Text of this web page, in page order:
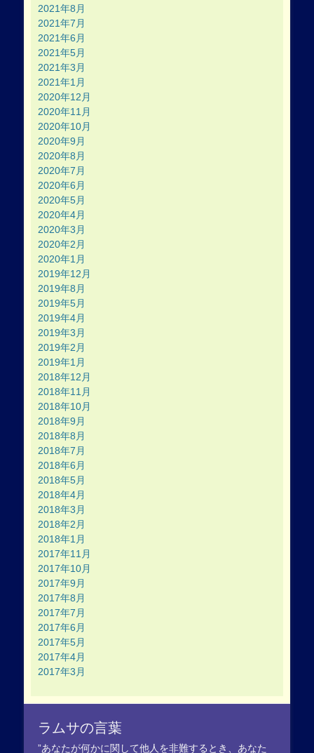
2021年8月
2021年7月
2021年6月
2021年5月
2021年3月
2021年1月
2020年12月
2020年11月
2020年10月
2020年9月
2020年8月
2020年7月
2020年6月
2020年5月
2020年4月
2020年3月
2020年2月
2020年1月
2019年12月
2019年8月
2019年5月
2019年4月
2019年3月
2019年2月
2019年1月
2018年12月
2018年11月
2018年10月
2018年9月
2018年8月
2018年7月
2018年6月
2018年5月
2018年4月
2018年3月
2018年2月
2018年1月
2017年11月
2017年10月
2017年9月
2017年8月
2017年7月
2017年6月
2017年5月
2017年4月
2017年3月
ラムサの言葉
”あなたが何かに関して他人を非難するとき、あなた